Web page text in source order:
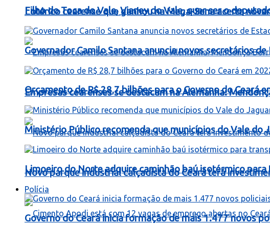
Lotérico cearense que ganhou na Mega-Sena acerta
Empresas cearenses se destacam na Alemanha:
Novo parque industrial calçadista do Ceará terá
Filho do Toca do Vale, Vianey do Vale, quer ser o
Governador Camilo Santana anuncia novos secretários
Orçamento de R$ 28,7 bilhões para o Governo do Ceará
Ministério Público recomenda que municípios do Vale do
Limoeiro do Norte adquire caminhão baú isotérmico
Polícia
Governo do Ceará inicia formação de mais 1.477 novos